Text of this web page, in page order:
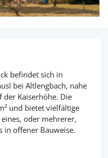
befindet sich in
bei Altlengbach, nahe
der Kaiserhöhe. Die
und bietet vielfältige
oder mehrerer,
in offener Bauweise.